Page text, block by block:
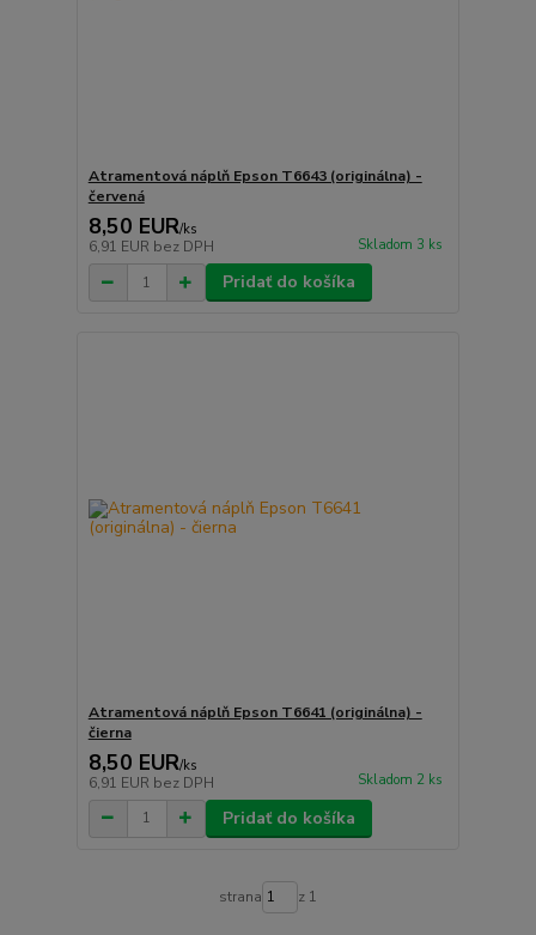
Atramentová náplň Epson T6643 (originálna) -
červená
8,50 EUR/ks
6,91 EUR bez DPH Skladom 3 ks
Pridať do košíka
Atramentová náplň Epson T6641 (originálna) -
čierna
8,50 EUR/ks
6,91 EUR bez DPH Skladom 2 ks
Pridať do košíka
strana z 1